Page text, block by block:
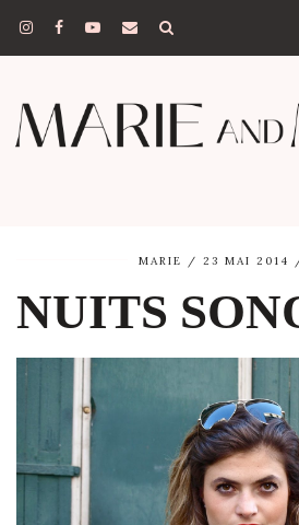
MARIE 23 MAI 2014
NUITS